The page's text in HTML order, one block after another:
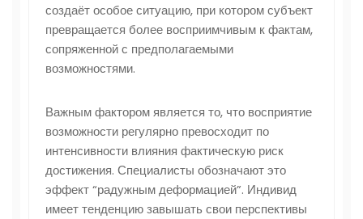
создаёт особое ситуацию, при котором субъект
превращается более восприимчивым к фактам,
сопряженной с предполагаемыми
возможностями.
Важным фактором является то, что восприятие
возможности регулярно превосходит по
интенсивности влияния фактическую риск
достижения. Специалисты обозначают это
эффект “радужным деформацией”. Индивид
имеет тенденцию завышать свои перспективы